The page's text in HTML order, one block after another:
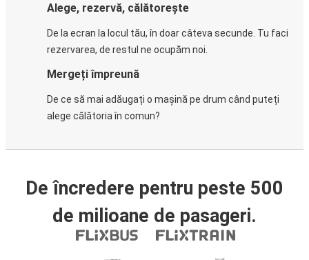
Alege, rezervă, călătorește
De la ecran la locul tău, în doar câteva secunde. Tu faci
rezervarea, de restul ne ocupăm noi.
Mergeți împreună
De ce să mai adăugați o mașină pe drum când puteți
alege călătoria în comun?
De încredere pentru peste 500
de milioane de pasageri.